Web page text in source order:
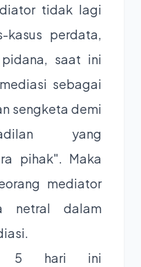
tidak lagi
kasus perdata,
saat ini
sebagai
sengketa demi
yang
pihak". Maka
mediator
netral dalam
5 hari ini